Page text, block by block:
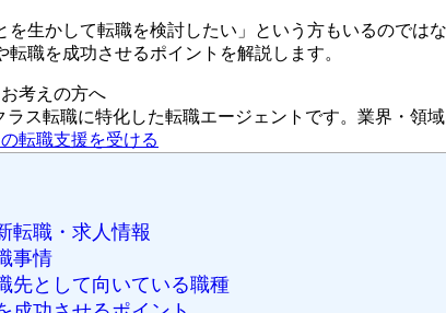
を生かして転職を検討したい」という方もいるのでは
職を成功させるポイントを解説します。
お考えの方へ
ラス転職に特化した転職エージェントです。 業界・領
転職支援を受ける
転職・求人情報
事情
先として向いている職種